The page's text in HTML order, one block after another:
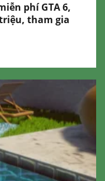
phí GTA 6,
tham gia